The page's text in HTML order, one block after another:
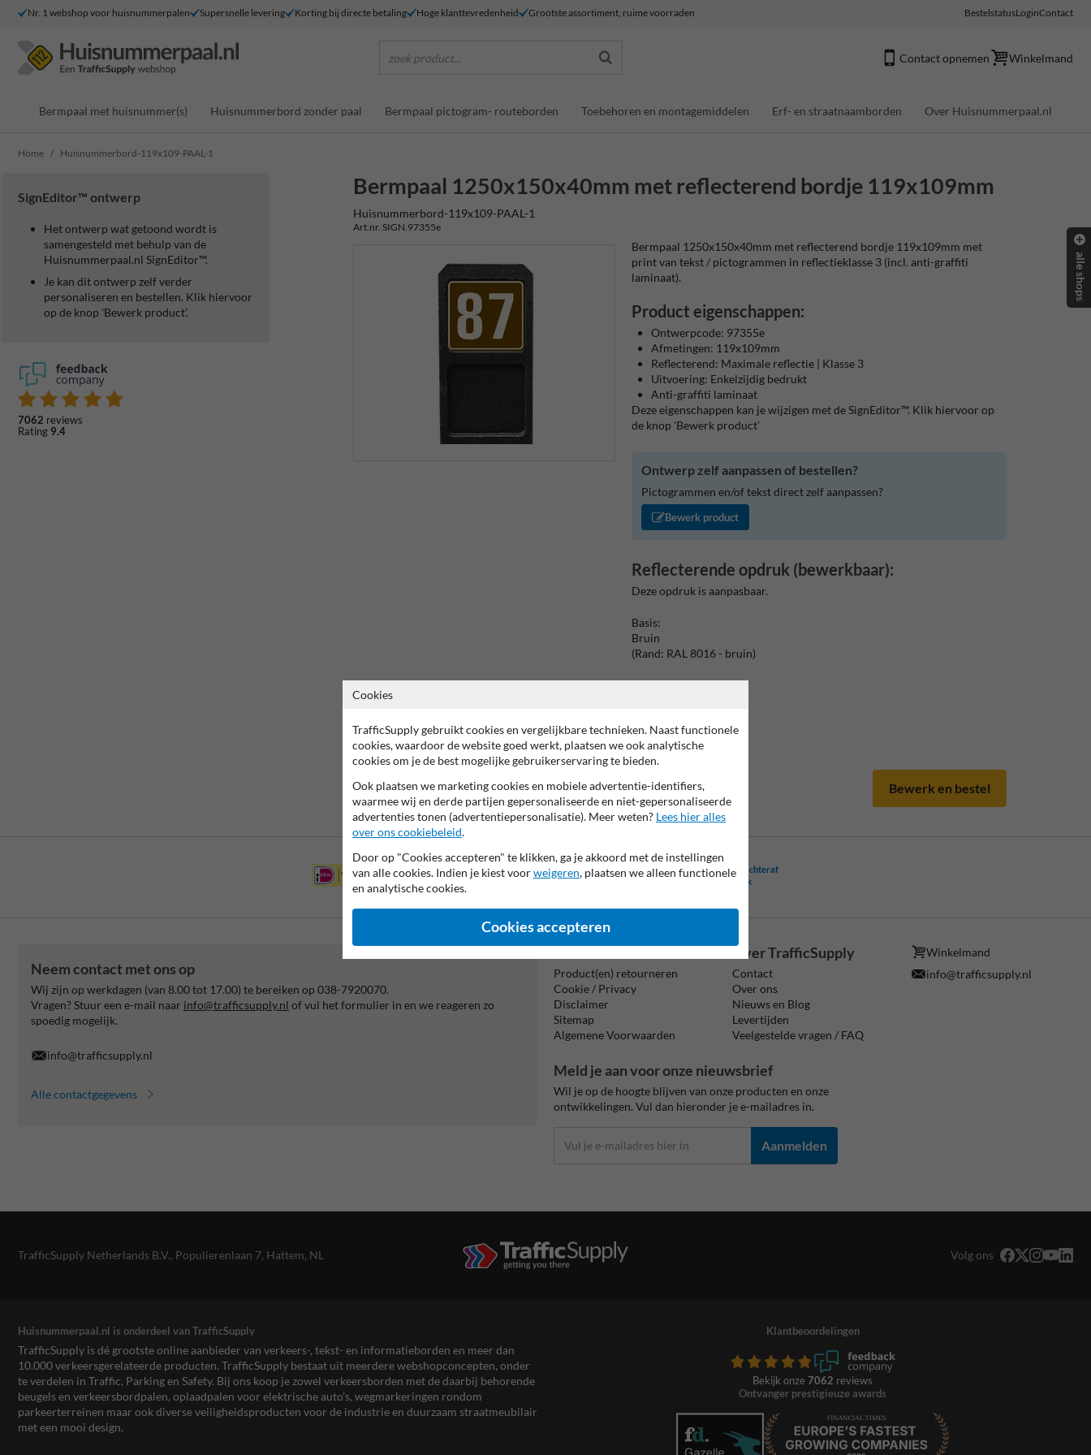
Nr. 1 webshop voor huisnummerpalen Supersnelle levering Korting bij directe betaling Hoge klanttevredenheid Grootste assortiment, ruime voorraden BestelstatusLoginContact
zoek product... Contact opnemen Winkelmand
Bermpaal met huisnummer(s) Huisnummerbord zonder paal Bermpaal pictogram- routeborden Toebehoren en montagemiddelen Erf- en straatnaamborden Over Huisnummerpaal.nl
Home Huisnummerbord-119x109-PAAL-1
SignEditor™ ontwerp
Het ontwerp wat getoond wordt is
samengesteld met behulp van de
Huisnummerpaal.nl SignEditor™.
Je kan dit ontwerp zelf verder
personaliseren en bestellen. Klik hiervoor
op de knop 'Bewerk product'.
7062 reviews
Rating 9.4
Bermpaal 1250x150x40mm met reflecterend bordje 119x109mm
Huisnummerbord-119x109-PAAL-1
Art.nr. SIGN.97355e
Bermpaal 1250x150x40mm met reflecterend bordje 119x109mm met
print van tekst / pictogrammen in reflectieklasse 3 (incl. anti-graffiti
laminaat).
Product eigenschappen:
Ontwerpcode: 97355e
Afmetingen: 119x109mm
Reflecterend: Maximale reflectie | Klasse 3
Uitvoering: Enkelzijdig bedrukt
Anti-graffiti laminaat
Deze eigenschappen kan je wijzigen met de SignEditor™. Klik hiervoor op
de knop 'Bewerk product'
Ontwerp zelf aanpassen of bestellen?
Pictogrammen en/of tekst direct zelf aanpassen?
Bewerk product
Reflecterende opdruk (bewerkbaar):
Deze opdruk is aanpasbaar.
Basis:
Bruin
(Rand: RAL 8016 - bruin)
Kaderrand:
Tekstvlak:
87.
Bewerk en bestel
Betaling achteraf
is mogelijk
Neem contact met ons op
Wij zijn op werkdagen (van 8.00 tot 17.00) te bereiken op 038-7920070.
Vragen? Stuur een e-mail naar info@trafficsupply.nl of vul het formulier in en we reageren zo
spoedig mogelijk.
info@trafficsupply.nl
Alle contactgegevens
Product(en) retourneren
Cookie / Privacy
Disclaimer
Sitemap
Algemene Voorwaarden
Over TrafficSupply
Contact
Over ons
Nieuws en Blog
Levertijden
Veelgestelde vragen / FAQ
Winkelmand
info@trafficsupply.nl
Meld je aan voor onze nieuwsbrief
Wil je op de hoogte blijven van onze producten en onze
ontwikkelingen. Vul dan hieronder je e-mailadres in.
Aanmelden
TrafficSupply Netherlands B.V., Populierenlaan 7, Hattem, NL Volg ons
Huisnummerpaal.nl is onderdeel van TrafficSupply
TrafficSupply is dé grootste online aanbieder van verkeers-, tekst- en informatieborden en meer dan
10.000 verkeersgerelateerde producten. TrafficSupply bestaat uit meerdere webshopconcepten, onder
te verdelen in Traffic, Parking en Safety. Bij ons koop je zowel verkeersborden met de daarbij behorende
beugels en verkeersbordpalen, oplaadpalen voor elektrische auto’s, wegmarkeringen rondom
parkeerterreinen maar ook diverse veiligheidsproducten voor de industrie en duurzaam straatmeubilair
met een mooi design.
Klantbeoordelingen
Bekijk onze 7062 reviews
Ontvanger prestigieuze awards
alle shops
Cookies
TrafficSupply gebruikt cookies en vergelijkbare technieken. Naast functionele
cookies, waardoor de website goed werkt, plaatsen we ook analytische
cookies om je de best mogelijke gebruikerservaring te bieden.
Ook plaatsen we marketing cookies en mobiele advertentie-identifiers,
waarmee wij en derde partijen gepersonaliseerde en niet-gepersonaliseerde
advertenties tonen (advertentiepersonalisatie). Meer weten? Lees hier alles
over ons cookiebeleid.
Door op "Cookies accepteren" te klikken, ga je akkoord met de instellingen
van alle cookies. Indien je kiest voorweigeren, plaatsen we alleen functionele
en analytische cookies.
Cookies accepteren